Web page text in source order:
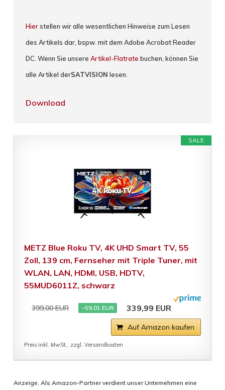
Hierstellen wir alle wesentlichen Hinweise zum Lesen
des Artikels dar, bspw. mit dem Adobe Acrobat Reader
DC. Wenn Sie unsereArtikel-Flatrate buchen, können Sie
alle Artikel derSATVISION lesen.
Download
SALE
METZ Blue Roku TV, 4K UHD Smart TV, 55
Zoll, 139 cm, Fernseher mit Triple Tuner, mit
WLAN, LAN, HDMI, USB, HDTV,
55MUD6011Z, schwarz
399,00 EUR −59,01 EUR 339,99 EUR
Auf Amazon kaufen
Preis inkl. MwSt., zzgl. Versandkosten
Anzeige. Als Amazon-Partner verdient unser Unternehmen eine